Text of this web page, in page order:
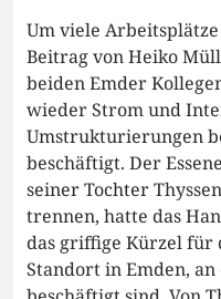
Um viele
Beitrag von Heiko
beiden Emder
wieder Strom und
Umstrukturierungen
beschäftigt. Der
seiner Tochter
trennen, hatte das
das griffige Kürzel für
Standort in Emden,